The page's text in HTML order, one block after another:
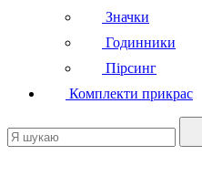
Значки
Годинники
Пірсинг
Комплекти прикрас